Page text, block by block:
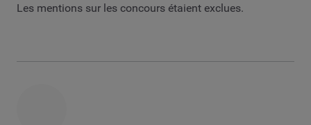
Les mentions sur les concours étaient exclues.